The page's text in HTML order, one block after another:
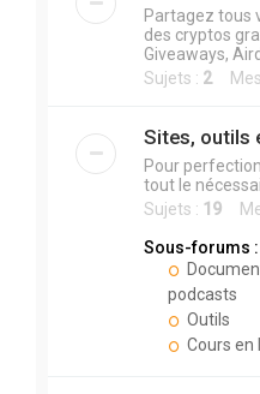
Partagez tous
des cryptos
Giveaways,
Sujets : 2
Sites, outils
Pour
tout le
Sujets : 19
Sous-forums :
podcasts
Outils
Cours en